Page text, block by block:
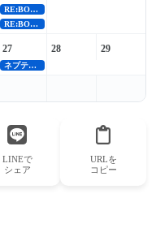
RE:BOOT発売
RE:BOOT発売
27 28 29
ネプテューヌ新作発売
LINEで
シェア
URLを
コピー